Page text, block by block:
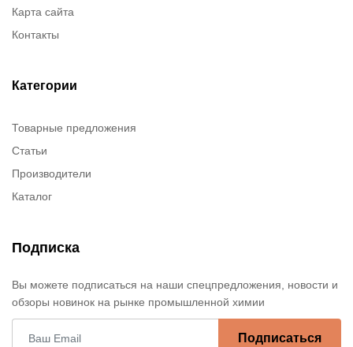
Карта сайта
Контакты
Категории
Товарные предложения
Статьи
Производители
Каталог
Подписка
Вы можете подписаться на наши спецпредложения, новости и
обзоры новинок на рынке промышленной химии
Подписаться